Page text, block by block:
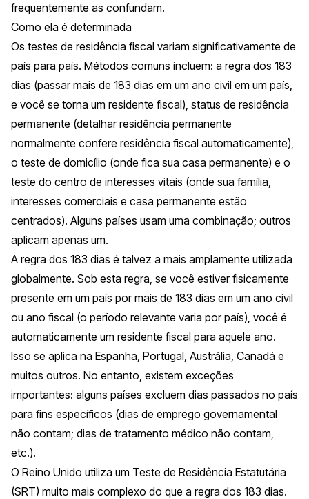
frequentemente as confundam.
Como ela é determinada
Os testes de residência fiscal variam significativamente de
país para país. Métodos comuns incluem: a regra dos 183
dias (passar mais de 183 dias em um ano civil em um país,
e você se torna um residente fiscal), status de residência
permanente (detalhar residência permanente
normalmente confere residência fiscal automaticamente),
o teste de domicílio (onde fica sua casa permanente) e o
teste do centro de interesses vitais (onde sua família,
interesses comerciais e casa permanente estão
centrados). Alguns países usam uma combinação; outros
aplicam apenas um.
A regra dos 183 dias é talvez a mais amplamente utilizada
globalmente. Sob esta regra, se você estiver fisicamente
presente em um país por mais de 183 dias em um ano civil
ou ano fiscal (o período relevante varia por país), você é
automaticamente um residente fiscal para aquele ano.
Isso se aplica na Espanha, Portugal, Austrália, Canadá e
muitos outros. No entanto, existem exceções
importantes: alguns países excluem dias passados no país
para fins específicos (dias de emprego governamental
não contam; dias de tratamento médico não contam,
etc.).
O Reino Unido utiliza um Teste de Residência Estatutária
(SRT) muito mais complexo do que a regra dos 183 dias.